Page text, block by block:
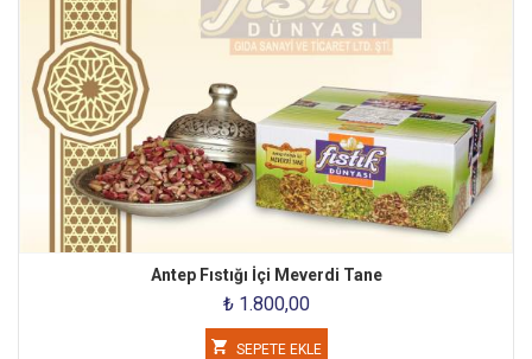
Antep Fıstığı İçi Meverdi Tane
₺ 1.800,00
SEPETE EKLE